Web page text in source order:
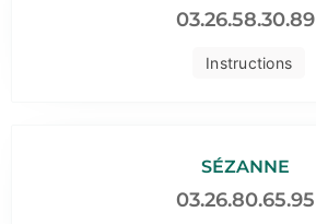
Instructions
03.26.58.30.89
SÉZANNE
03.26.80.65.95